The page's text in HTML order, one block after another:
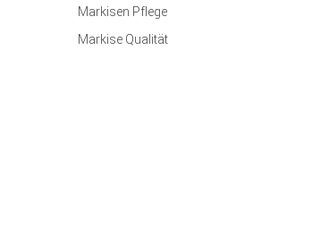
Markisen Pflege
Markise Qualität